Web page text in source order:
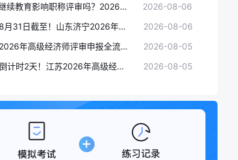
继续教育影响职称评审吗？2026年高级经济师评审必看学分管理指南
2026-08-06
8月31日截至！山东济宁2026年高级经济师评审申报已开始，破格申请要求严
2026-08-06
2026年高级经济师评审申报全流程详解：从材料准备到公示通过
2026-08-05
倒计时2天！江苏2026年高级经济师评审申报8月7日截止，逾期视为放弃 2026-08-05